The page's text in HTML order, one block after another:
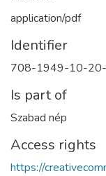
application/pdf
Identifier
708-1949-10-20-
Is part of
Szabad nép
Access rights
https://